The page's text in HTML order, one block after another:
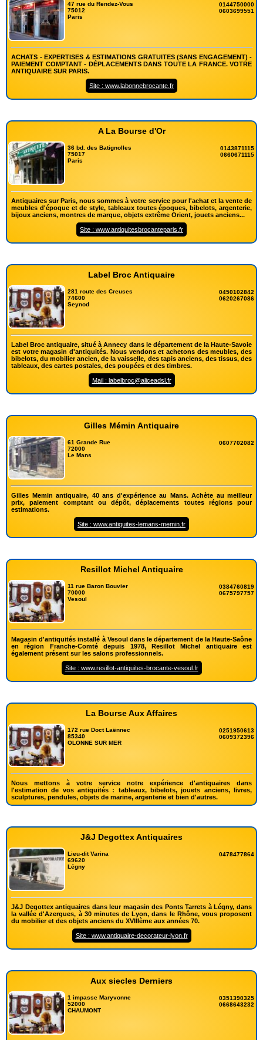
47 rue du Rendez-Vous
75012
Paris
0144750000
0603699551
ACHATS - EXPERTISES & ESTIMATIONS GRATUITES (SANS ENGAGEMENT) -
PAIEMENT COMPTANT - DÉPLACEMENTS DANS TOUTE LA FRANCE. VOTRE
ANTIQUAIRE SUR PARIS.
Site : www.labonnebrocante.fr
A La Bourse d'Or
36 bd. des Batignolles
75017
Paris
0143871115
0660671115
Antiquaires sur Paris, nous sommes à votre service pour l'achat et la vente de
meubles d'époque et de style, tableaux toutes époques, bibelots, argenterie,
bijoux anciens, montres de marque, objets extrême Orient, jouets anciens...
Site : www.antiquitesbrocanteparis.fr
Label Broc Antiquaire
281 route des Creuses
74600
Seynod
0450102842
0620267086
Label Broc antiquaire, situé à Annecy dans le département de la Haute-Savoie
est votre magasin d'antiquités. Nous vendons et achetons des meubles, des
bibelots, du mobilier ancien, de la vaisselle, des tapis anciens, des tissus, des
tableaux, des cartes postales, des poupées et des timbres.
Mail : labelbroc@aliceadsl.fr
Gilles Mémin Antiquaire
61 Grande Rue
72000
Le Mans
0607702082
Gilles Memin antiquaire, 40 ans d'expérience au Mans. Achète au meilleur
prix, paiement comptant ou dépôt, déplacements toutes régions pour
estimations.
Site : www.antiquites-lemans-memin.fr
Resillot Michel Antiquaire
11 rue Baron Bouvier
70000
Vesoul
0384760819
0675797757
Magasin d'antiquités installé à Vesoul dans le département de la Haute-Saône
en région Franche-Comté depuis 1978, Resillot Michel antiquaire est
également présent sur les salons professionnels.
Site : www.resillot-antiquites-brocante-vesoul.fr
La Bourse Aux Affaires
172 rue Doct Laënnec
85340
OLONNE SUR MER
0251950613
0609372396
Nous mettons à votre service notre expérience d'antiquaires dans
l'estimation de vos antiquités : tableaux, bibelots, jouets anciens, livres,
sculptures, pendules, objets de marine, argenterie et bien d'autres.
J&J Degottex Antiquaires
Lieu-dit Varina
69620
Légny
0478477864
J&J Degottex antiquaires dans leur magasin des Ponts Tarrets à Légny, dans
la vallée d'Azergues, à 30 minutes de Lyon, dans le Rhône, vous proposent
du mobilier et des objets anciens du XVIIIème aux années 70.
Site : www.antiquaire-decorateur-lyon.fr
Aux siecles Derniers
1 impasse Maryvonne
52000
CHAUMONT
0351390325
0668643232